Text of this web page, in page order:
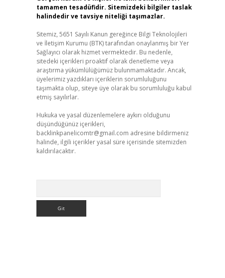
tamamen tesadüfidir. Sitemizdeki bilgiler taslak
halindedir ve tavsiye niteliği taşımazlar.
Sitemiz, 5651 Sayılı Kanun gereğince Bilgi Teknolojileri
ve İletişim Kurumu (BTK) tarafından onaylanmış bir Yer
Sağlayıcı olarak hizmet vermektedir. Bu nedenle,
sitedeki içerikleri proaktif olarak denetleme veya
araştırma yükümlülüğümüz bulunmamaktadır. Ancak,
üyelerimiz yazdıkları içeriklerin sorumluluğunu
taşımakta olup, siteye üye olarak bu sorumluluğu kabul
etmiş sayılırlar.
Hukuka ve yasal düzenlemelere aykırı olduğunu
düşündüğünüz içerikleri,
backlinkpanelicomtr@gmail.com adresine bildirmeniz
halinde, ilgili içerikler yasal süre içerisinde sitemizden
kaldırılacaktır.